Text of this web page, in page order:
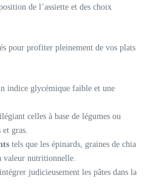
de l’assiette et des choix
pour profiter pleinement de vos plats
indice glycémique faible et une
celles à base de légumes ou
gras.
tels que les épinards, graines de chia
valeur nutritionnelle.
judicieusement les pâtes dans la